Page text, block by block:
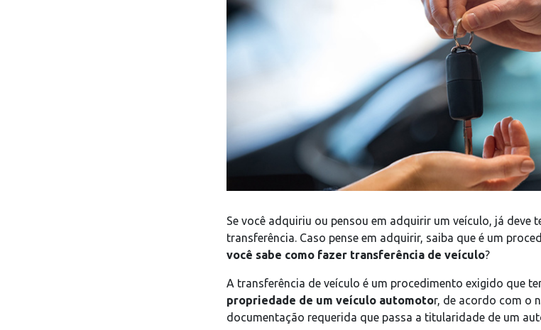
Se você adquiriu ou pensou em adquirir um veículo, já deve
transferência. Caso pense em adquirir, saiba que é um
você sabe como fazer transferência de veículo?
A transferência de veículo é um procedimento exigido que
propriedade de um veículo automotor, de acordo com o
documentação requerida que passa a titularidade de um